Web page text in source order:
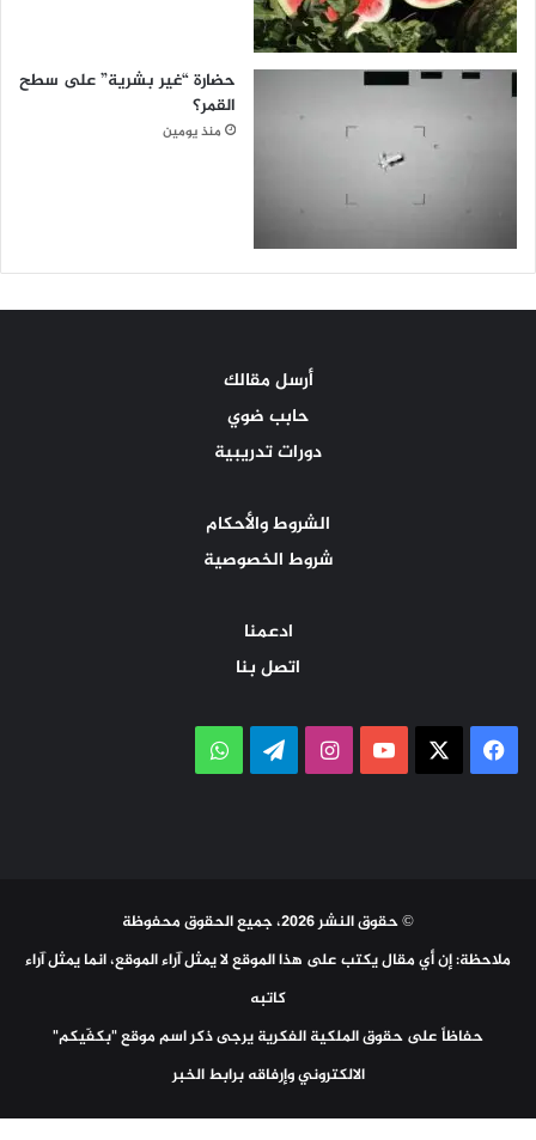
حضارة “غير بشرية” على سطح
القمر؟
منذ يومين
أرسل مقالك
حابب ضوي
دورات تدريبية
الشروط والأحكام
شروط الخصوصية
ادعمنا
اتصل بنا
فيسبوك ‫YouTubeانستقرامتيلقرامواتساب
© حقوق النشر 2026، جميع الحقوق محفوظة
ملاحظة: إن أي مقال يكتب على هذا الموقع لا يمثل آراء الموقع، انما يمثل آراء
كاتبه
حفاظاً على حقوق الملكية الفكرية يرجى ذكر اسم موقع "بكفّيكم"
الالكتروني وإرفاقه برابط الخبر